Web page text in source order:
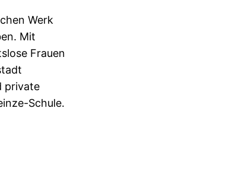
Werk
Mit
Frauen
private
Schule.